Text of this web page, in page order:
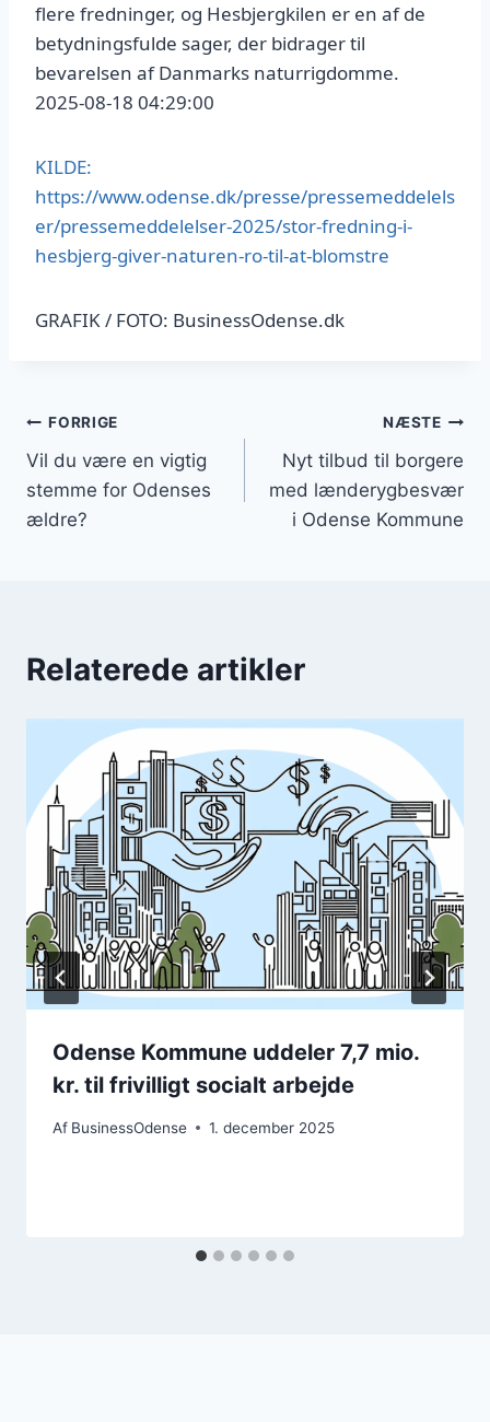
flere fredninger, og Hesbjergkilen er en af de
betydningsfulde sager, der bidrager til
bevarelsen af Danmarks naturrigdomme.
2025-08-18 04:29:00
KILDE:
https://www.odense.dk/presse/pressemeddelels
er/pressemeddelelser-2025/stor-fredning-i-
hesbjerg-giver-naturen-ro-til-at-blomstre
GRAFIK / FOTO: BusinessOdense.dk
Indlægsnavigation
FORRIGE
Vil du være en vigtig
stemme for Odenses
ældre?
NÆSTE
Nyt tilbud til borgere
med lænderygbesvær
i Odense Kommune
Relaterede artikler
Odense Kommune uddeler 7,7 mio.
kr. til frivilligt socialt arbejde
Af BusinessOdense 1. december 2025